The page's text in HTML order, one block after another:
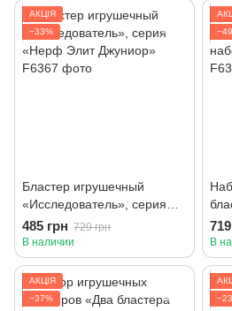
АКЦІЯ
−33%
Бластер игрушечный
«Исследователь», серия
«Нерф Элит Джуниор»
485 грн 729 грн
В наличии
В
АКЦІЯ
−37%